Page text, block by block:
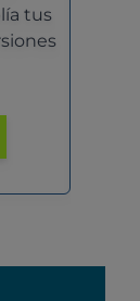
tus